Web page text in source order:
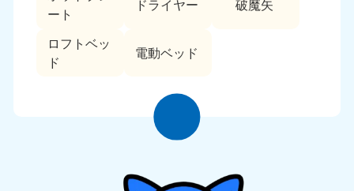
ート
ドライヤー 破魔矢
ロフトベッ
ド
電動ベッド